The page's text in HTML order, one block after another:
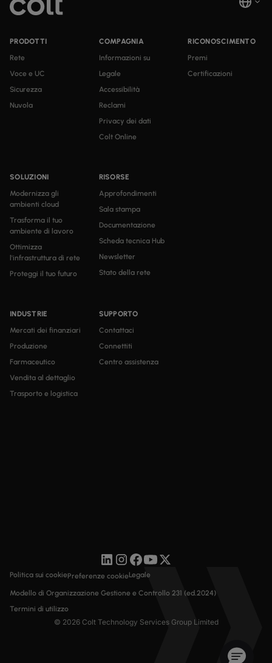
PRODOTTI
Rete
Voce e UC
Sicurezza
Nuvola
SOLUZIONI
Modernizza gli
ambienti cloud
Trasforma il tuo
ambiente di lavoro
Ottimizza
l'infrastruttura di rete
Proteggi il tuo futuro
INDUSTRIE
Mercati dei finanziari
Produzione
Farmaceutico
Vendita al dettaglio
Trasporto e logistica
RISORSE
Approfondimenti
Sala stampa
Documentazione
Scheda tecnica Hub
Newsletter
Stato della rete
COMPAGNIA
Informazioni su
Legale
Accessibilità
Reclami
Privacy dei dati
Colt Online
SUPPORTO
Contattaci
Connettiti
Centro assistenza
RICONOSCIMENTO
Premi
Certificazioni
© 2026 Colt Technology Services Group Limited
Politica sui cookiePreferenze cookieLegale
Modello di Organizzazione Gestione e Controllo 231 (ed.2024)
Termini di utilizzo